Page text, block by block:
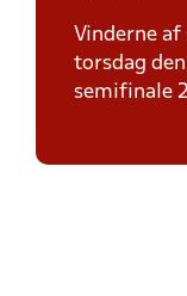
Vinderne
torsdag
semifinale